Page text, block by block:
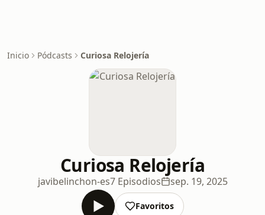
Inicio Pódcasts Curiosa Relojería
Curiosa Relojería
javibelinchon-es7 Episodios sep. 19, 2025
Favoritos